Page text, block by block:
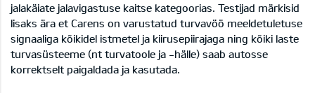
jalakäiate jalavigastuse kaitse kategoorias. Testijad märkisid
lisaks ära et Carens on varustatud turvavöö meeldetuletuse
signaaliga kõikidel istmetel ja kiirusepiirajaga ning kõiki laste
turvasüsteeme (nt turvatoole ja -hälle) saab autosse
korrektselt paigaldada ja kasutada.